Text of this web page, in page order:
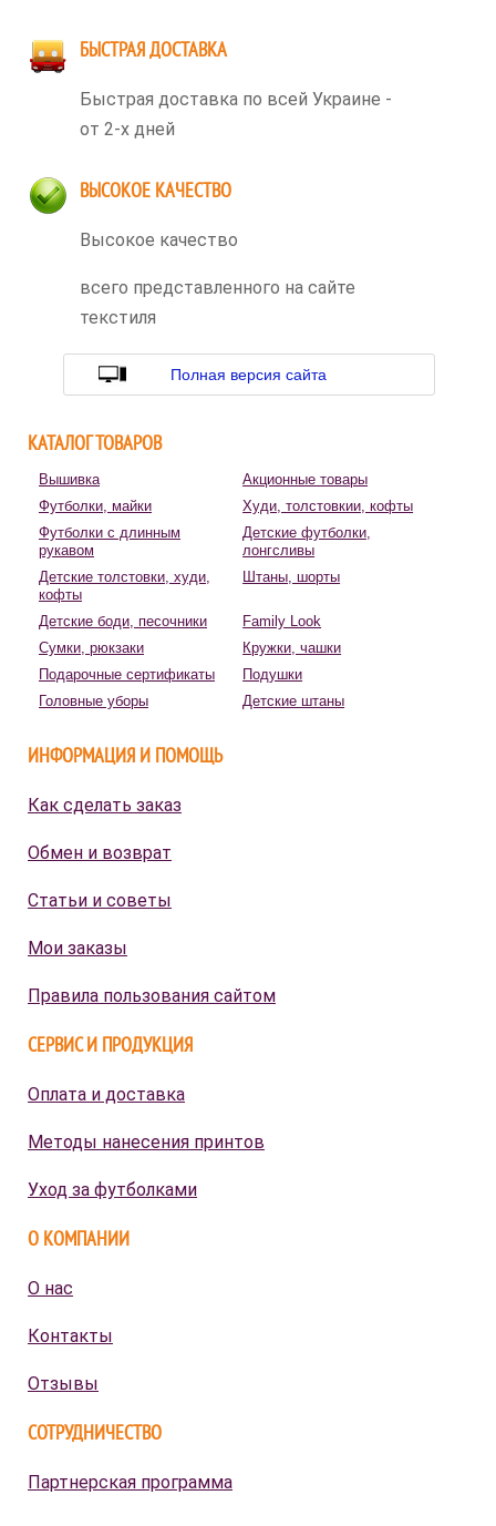
БЫСТРАЯ ДОСТАВКА
Быстрая доставка по всей Украине -
от 2-х дней
ВЫСОКОЕ КАЧЕСТВО
Высокое качество
всего представленного на сайте
текстиля
Полная версия сайта
КАТАЛОГ ТОВАРОВ
Вышивка
Акционные товары
Футболки, майки
Худи, толстовкии, кофты
Футболки с длинным
рукавом
Детские футболки,
лонгсливы
Детские толстовки, худи,
кофты
Штаны, шорты
Детские боди, песочники
Family Look
Сумки, рюкзаки
Кружки, чашки
Подарочные сертификаты
Подушки
Головные уборы
Детские штаны
ИНФОРМАЦИЯ И ПОМОЩЬ
Как сделать заказ
Обмен и возврат
Статьи и советы
Мои заказы
Правила пользования сайтом
СЕРВИС И ПРОДУКЦИЯ
Оплата и доставка
Методы нанесения принтов
Уход за футболками
О КОМПАНИИ
О нас
Контакты
Отзывы
СОТРУДНИЧЕСТВО
Партнерская программа